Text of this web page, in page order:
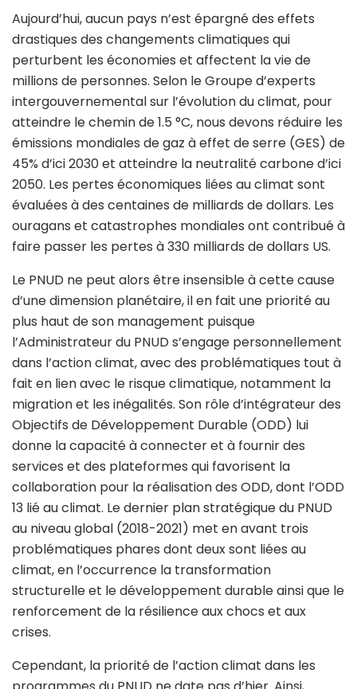
Aujourd’hui, aucun pays n’est épargné des effets
drastiques des changements climatiques qui
perturbent les économies et affectent la vie de
millions de personnes. Selon le Groupe d’experts
intergouvernemental sur l’évolution du climat, pour
atteindre le chemin de 1.5 °C, nous devons réduire les
émissions mondiales de gaz à effet de serre (GES) de
45% d’ici 2030 et atteindre la neutralité carbone d’ici
2050. Les pertes économiques liées au climat sont
évaluées à des centaines de milliards de dollars. Les
ouragans et catastrophes mondiales ont contribué à
faire passer les pertes à 330 milliards de dollars US.
Le PNUD ne peut alors être insensible à cette cause
d’une dimension planétaire, il en fait une priorité au
plus haut de son management puisque
l’Administrateur du PNUD s’engage personnellement
dans l’action climat, avec des problématiques tout à
fait en lien avec le risque climatique, notamment la
migration et les inégalités. Son rôle d’intégrateur des
Objectifs de Développement Durable (ODD) lui
donne la capacité à connecter et à fournir des
services et des plateformes qui favorisent la
collaboration pour la réalisation des ODD, dont l’ODD
13 lié au climat. Le dernier plan stratégique du PNUD
au niveau global (2018-2021) met en avant trois
problématiques phares dont deux sont liées au
climat, en l’occurrence la transformation
structurelle et le développement durable ainsi que le
renforcement de la résilience aux chocs et aux
crises.
Cependant, la priorité de l’action climat dans les